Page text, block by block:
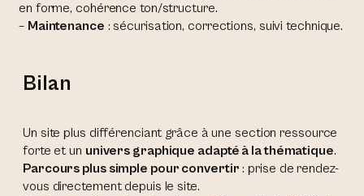
en forme, cohérence ton/structure.
– Maintenance : sécurisation, corrections, suivi technique.
Bilan
Un site plus différenciant grâce à une section ressource
forte et un univers graphique adapté à la thématique.
Parcours plus simple pour convertir : prise de rendez-
vous directement depuis le site.